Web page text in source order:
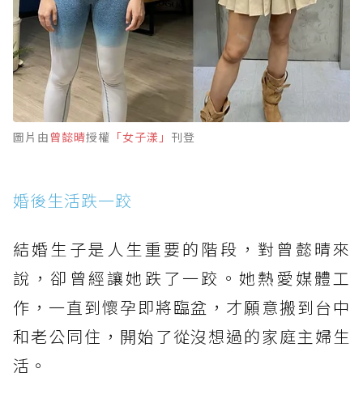
圖片由 曾懿晴授權 「女子漾」 刊登
婚後生活跌一跤
結婚生子是人生重要的階段，對曾懿晴來
說，卻曾經讓她跌了一跤。她熱愛媒體工
作，一直到懷孕即將臨盆，才願意搬到台中
和老公同住，開始了從沒想過的家庭主婦生
活。